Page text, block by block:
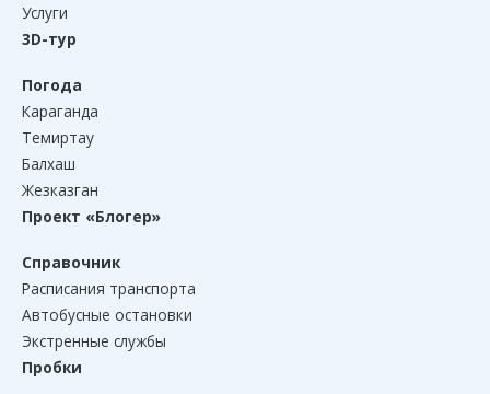
Услуги
3D-тур
Погода
Караганда
Темиртау
Балхаш
Жезказган
Проект «Блогер»
Справочник
Расписания транспорта
Автобусные остановки
Экстренные службы
Пробки